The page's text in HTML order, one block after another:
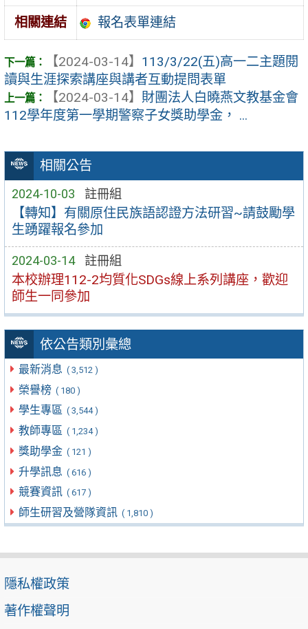
相關公告
2024-10-03 註冊組
【轉知】有關原住民族語認證方法研習~請鼓勵學
生踴躍報名參加
2024-03-14 註冊組
本校辦理112-2均質化SDGs線上系列講座，歡迎
師生一同參加
依公告類別彙總
最新消息 ( 3,512 )
榮譽榜 ( 180 )
學生專區 ( 3,544 )
教師專區 ( 1,234 )
獎助學金 ( 121 )
升學訊息 ( 616 )
競賽資訊 ( 617 )
師生研習及營隊資訊 ( 1,810 )
相關連結 報名表單連結
【2024-03-14】 113/3/22(五)高一二主題閱
讀與生涯探索講座與講者互動提問表單
【2024-03-14】 財團法人白曉燕文教基金會
112學年度第一學期警察子女獎助學金， ...
隱私權政策
著作權聲明